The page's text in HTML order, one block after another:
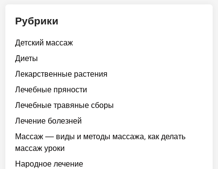
Рубрики
Детский массаж
Диеты
Лекарственные растения
Лечебные пряности
Лечебные травяные сборы
Лечение болезней
Массаж — виды и методы массажа, как делать
массаж уроки
Народное лечение